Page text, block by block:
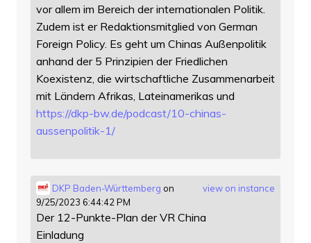
vor allem im Bereich der internationalen Politik.
Zudem ist er Redaktionsmitglied von German
Foreign Policy. Es geht um Chinas Außenpolitik
anhand der 5 Prinzipien der Friedlichen
Koexistenz, die wirtschaftliche Zusammenarbeit
mit Ländern Afrikas, Lateinamerikas und
https://dkp-bw.de/podcast/10-chinas-
aussenpolitik-1/
view on instance
DKP Baden-Württemberg on
9/25/2023 6:44:42 PM
Der 12-Punkte-Plan der VR China
Einladung